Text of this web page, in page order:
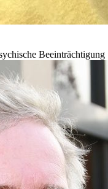
Beeinträchtigung